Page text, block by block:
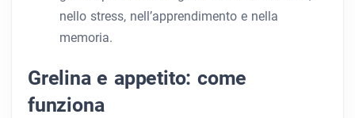
nello stress, nell’apprendimento e nella
memoria.
Grelina e appetito: come
funziona